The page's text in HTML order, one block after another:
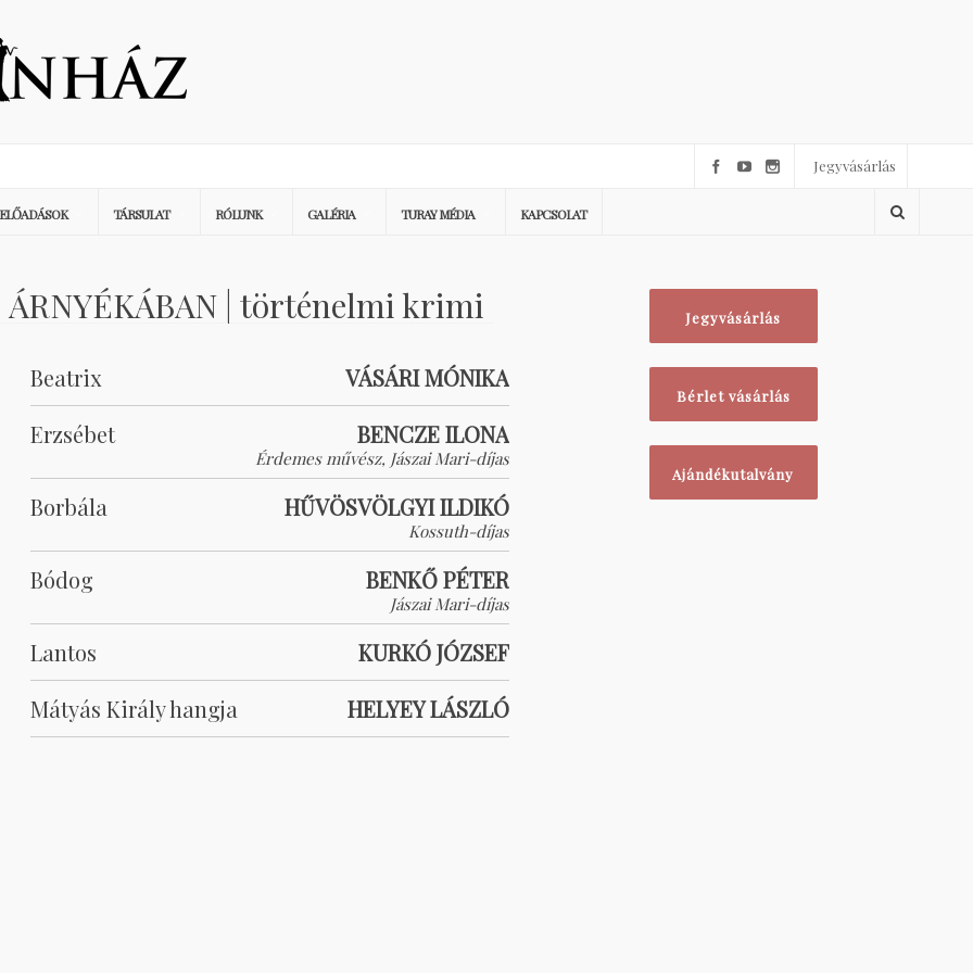
Jegyvásárlás
ELŐADÁSOK TÁRSULAT RÓLUNK GALÉRIA TURAY MÉDIA KAPCSOLAT
| történelmi krimi
Beatrix
VÁSÁRI MÓNIKA
Erzsébet
BENCZE ILONA
Érdemes művész, Jászai Mari-díjas
Borbála HŰVÖSVÖLGYI ILDIKÓ
Kossuth-díjas
Bódog BENKŐ PÉTER
Jászai Mari-díjas
Lantos
KURKÓ JÓZSEF
Mátyás Király hangja
HELYEY LÁSZLÓ
Jegyvásárlás
Bérlet vásárlás
Ajándékutalvány